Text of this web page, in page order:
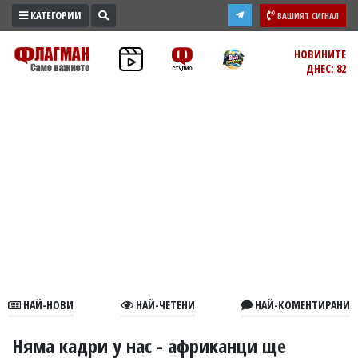
ПРОМО
ЗОНА
В
КАТЕГОРИИ ВАШИЯТ СИГНАЛ
НОВИНИТЕ
ДНЕС: 82
НАЙ-НОВИ НАЙ-ЧЕТЕНИ НАЙ-КОМЕНТИРАНИ
Няма кадри у нас - африканци ще